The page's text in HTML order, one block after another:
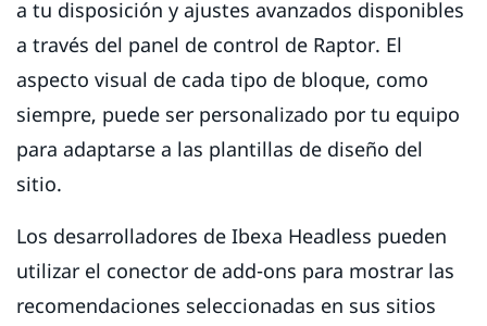
a tu disposición y ajustes avanzados disponibles
a través del panel de control de Raptor. El
aspecto visual de cada tipo de bloque, como
siempre, puede ser personalizado por tu equipo
para adaptarse a las plantillas de diseño del
sitio.
Los desarrolladores de Ibexa Headless pueden
utilizar el conector de add-ons para mostrar las
recomendaciones seleccionadas en sus sitios